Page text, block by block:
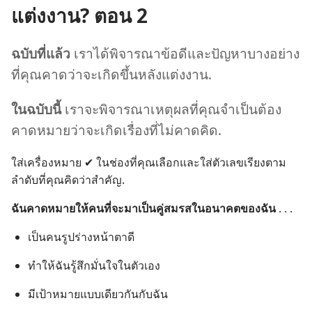
แต่งงาน? ตอน 2
ฉบับ​ที่​แล้ว เรา​ได้​พิจารณา​ข้อ​ดี​และ​ปัญหา​บาง​อย่าง​
ที่​คุณ​คาด​ว่า​จะ​เกิด​ขึ้น​หลัง​แต่งงาน.
ใน​ฉบับ​นี้เรา​จะ​พิจารณา​เหตุ​ผล​ที่​คุณ​จำเป็น​ต้อง​
คาด​หมาย​ว่า​จะ​เกิด​เรื่อง​ที่​ไม่​คาด​คิด.
ใส่​เครื่องหมาย ✔ ใน​ช่อง​ที่​คุณ​เลือก​และ​ใส่​ตัว​เลข​เรียง​ตาม​
ลำดับ​ที่​คุณ​คิด​ว่า​สำคัญ.
ฉัน​คาด​หมาย​ให้​คน​ที่​จะ​มา​เป็น​คู่​สมรส​ใน​อนาคต​ของ​ฉัน. . .
เป็น​คน​รูป​ร่าง​หน้า​ตา​ดี
ทำ​ให้​ฉัน​รู้สึก​มั่น​ใจ​ใน​ตัว​เอง
มี​เป้าหมาย​แบบ​เดียว​กัน​กับ​ฉัน